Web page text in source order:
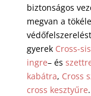
biztonságos
megvan a
gyerek Cross-
ingre– és
kabátra, Cross
cross kesztyűre